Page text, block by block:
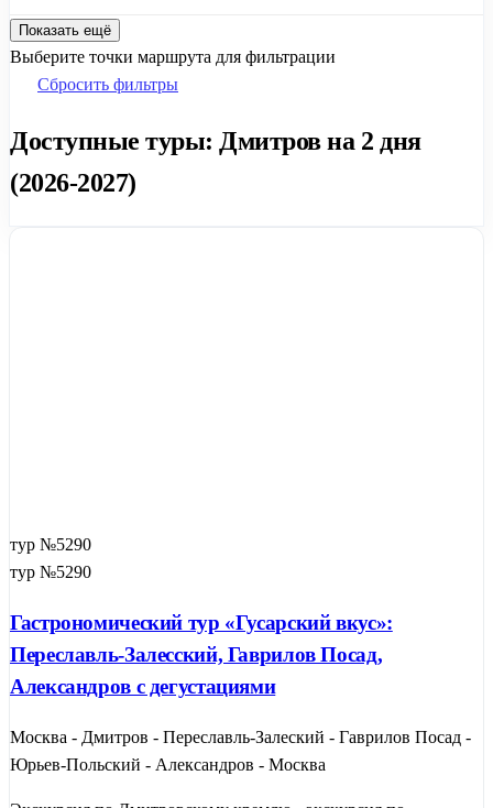
Показать ещё
Выберите точки маршрута для фильтрации
Сбросить фильтры
Доступные туры: Дмитров на 2 дня
(2026-2027)
тур №5290
тур №5290
Гастрономический тур «Гусарский вкус»:
Переславль-Залесский, Гаврилов Посад,
Александров с дегустациями
Москва - Дмитров - Переславль-Залеский - Гаврилов Посад -
Юрьев-Польский - Александров - Москва